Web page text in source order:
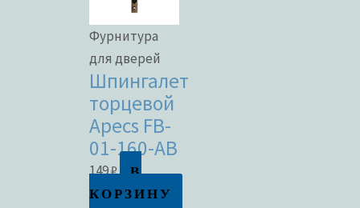
Фурнитура
для дверей
Шпингалет
торцевой
Apecs FB-
01-160-AB
149₽
В
КОРЗИНУ